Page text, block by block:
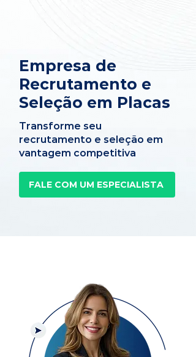
Empresa de
Recrutamento e
Seleção em Placas
Transforme seu
recrutamento e seleção em
vantagem competitiva
FALE COM UM ESPECIALISTA